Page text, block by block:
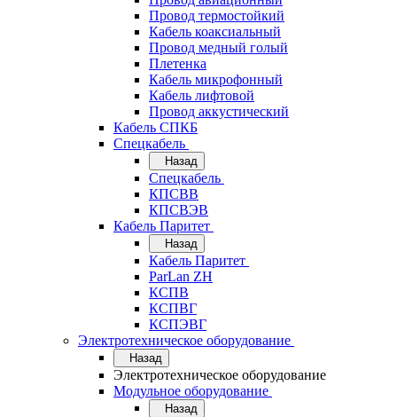
Провод термостойкий
Кабель коаксиальный
Провод медный голый
Плетенка
Кабель микрофонный
Кабель лифтовой
Провод аккустический
Кабель СПКБ
Спецкабель
Назад
Спецкабель
КПСВВ
КПСВЭВ
Кабель Паритет
Назад
Кабель Паритет
ParLan ZH
КСПВ
КСПВГ
КСПЭВГ
Электротехническое оборудование
Назад
Электротехническое оборудование
Модульное оборудование
Назад